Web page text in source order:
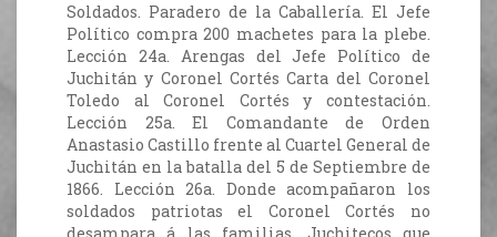
Soldados. Paradero de la Caballería. El Jefe
Político compra 200 machetes para la plebe.
Lección 24a. Arengas del Jefe Político de
Juchitán y Coronel Cortés Carta del Coronel
Toledo al Coronel Cortés y contestación.
Lección 25a. El Comandante de Orden
Anastasio Castillo frente al Cuartel General de
Juchitán en la batalla del 5 de Septiembre de
1866. Lección 26a. Donde acompañaron los
soldados patriotas el Coronel Cortés no